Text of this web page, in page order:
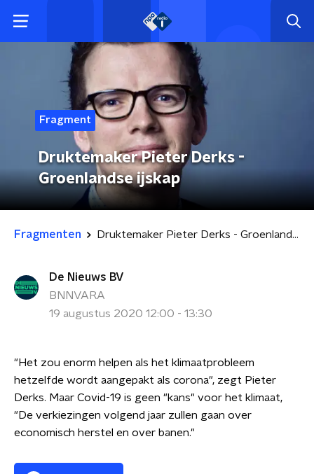
Fragment
Druktemaker Pieter Derks -
Groenlandse ijskap
Fragmenten Druktemaker Pieter Derks - Groenlandse ijskap
De Nieuws BV
BNNVARA
19 augustus 2020 12:00 - 13:30
"Het zou enorm helpen als het klimaatprobleem
hetzelfde wordt aangepakt als corona", zegt Pieter
Derks. Maar Covid-19 is geen "kans" voor het klimaat,
"De verkiezingen volgend jaar zullen gaan over
economisch herstel en over banen."